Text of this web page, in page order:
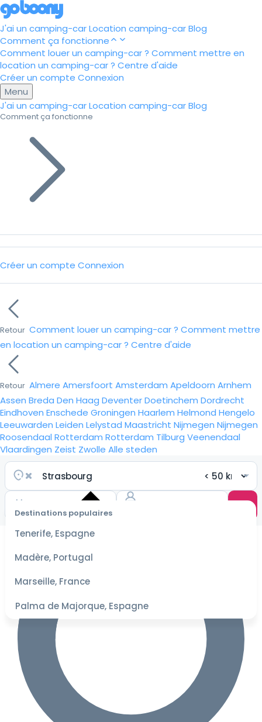
J'ai un camping-carLocation camping-carBlog
Comment ça fonctionne
Comment louer un camping-car ? Comment mettre en
location un camping-car ? Centre d'aide
Créer un compte Connexion
Menu
J'ai un camping-carLocation camping-carBlog
Comment ça fonctionne
Créer un compte Connexion
Retour Comment louer un camping-car ? Comment mettre
en location un camping-car ? Centre d'aide
Retour Almere Amersfoort Amsterdam Apeldoorn Arnhem
Assen Breda Den Haag DeventerDoetinchem Dordrecht
Eindhoven Enschede Groningen Haarlem Helmond Hengelo
Leeuwarden Leiden Lelystad Maastricht Nijmegen Nijmegen
Roosendaal Rotterdam Rotterdam Tilburg Veenendaal
Vlaardingen Zeist Zwolle Alle steden
Destinations populaires
Tenerife, Espagne
Madère, Portugal
Marseille, France
Palma de Majorque, Espagne
Choisir
les
pour les
tarifs